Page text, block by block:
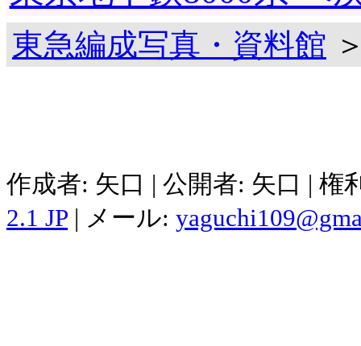
東急編成写真・資料館
作成者: 矢口 | 公開者: 矢口 |
2.1 JP | メール: